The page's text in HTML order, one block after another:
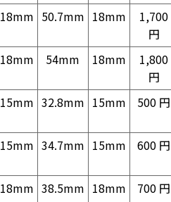
18mm 50.7mm 18mm
1,700
円
18mm 54mm 18mm
1,800
円
15mm 32.8mm 15mm 500 円
15mm 34.7mm 15mm 600 円
18mm 38.5mm 18mm 700 円